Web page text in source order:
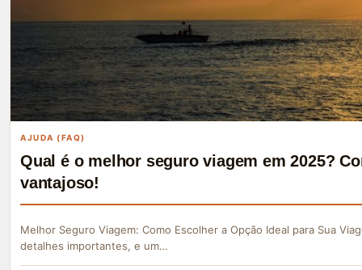
AJUDA (FAQ)
Qual é o melhor seguro viagem em 2025?
vantajoso!
Melhor Seguro Viagem: Como Escolher a Opção Ideal para Sua
detalhes importantes, e um…